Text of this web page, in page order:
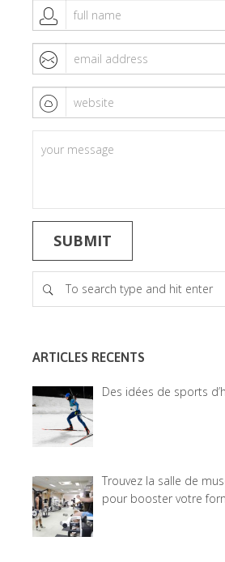
ARTICLES RECENTS
Des idées de sports
Trouvez la salle de
pour booster votre